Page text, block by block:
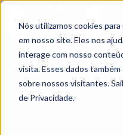
Nós utilizamos cookies
em nosso site. Eles nos
interage com nosso
visita. Esses dados também
sobre nossos visitantes.
de Privacidade.
JUN